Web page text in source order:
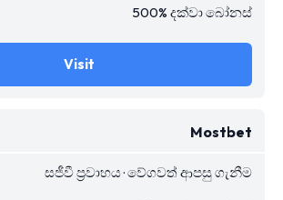
500% දක්වා බෝනස්
Visit
Mostbet
සජීවී ප්‍රවාහය · වේගවත් ආපසු ගැනීම